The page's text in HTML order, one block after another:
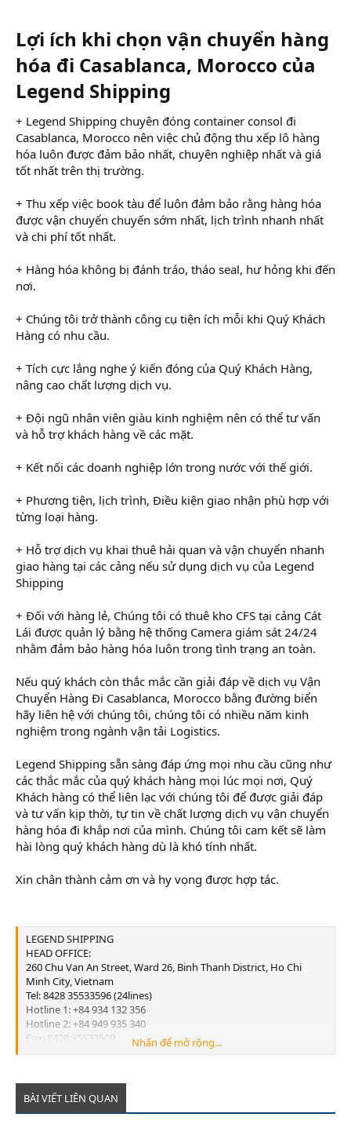
Lợi ích khi chọn vận chuyển hàng
hóa đi Casablanca, Morocco của
Legend Shipping
+ Legend Shipping chuyên đóng container consol đi
Casablanca, Morocco nên việc chủ động thu xếp lô hàng
hóa luôn được đảm bảo nhất, chuyên nghiệp nhất và giá
tốt nhất trên thị trường.
+ Thu xếp việc book tàu để luôn đảm bảo rằng hàng hóa
được vận chuyển chuyến sớm nhất, lịch trình nhanh nhất
và chi phí tốt nhất.
+ Hàng hóa không bị đánh tráo, tháo seal, hư hỏng khi đến
nơi.
+ Chúng tôi trở thành công cụ tiện ích mỗi khi Quý Khách
Hàng có nhu cầu.
+ Tích cực lắng nghe ý kiến đóng của Quý Khách Hàng,
nâng cao chất lượng dịch vụ.
+ Đội ngũ nhân viên giàu kinh nghiệm nên có thể tư vấn
và hỗ trợ khách hàng về các mặt.
+ Kết nối các doanh nghiệp lớn trong nước với thế giới.
+ Phương tiện, lịch trình, Điều kiện giao nhận phù hợp với
từng loại hàng.
+ Hỗ trợ dịch vụ khai thuê hải quan và vận chuyển nhanh
giao hàng tại các cảng nếu sử dụng dịch vụ của Legend
Shipping
+ Đối với hàng lẻ, Chúng tôi có thuê kho CFS tại cảng Cát
Lái được quản lý bằng hệ thống Camera giám sát 24/24
nhằm đảm bảo hàng hóa luôn trong tình trạng an toàn.
Nếu quý khách còn thắc mắc cần giải đáp về dịch vụ Vận
Chuyển Hàng Đi Casablanca, Morocco bằng đường biển
hãy liên hệ với chúng tôi, chúng tôi có nhiều năm kinh
nghiệm trong ngành vận tải Logistics.
Legend Shipping sẵn sàng đáp ứng mọi nhu cầu cũng như
các thắc mắc của quý khách hàng mọi lúc mọi nơi, Quý
Khách hàng có thể liên lạc với chúng tôi để được giải đáp
và tư vấn kịp thời, tự tin về chất lượng dịch vụ vận chuyển
hàng hóa đi khắp nơi của mình. Chúng tôi cam kết sẽ làm
hài lòng quý khách hàng dù là khó tính nhất.
Xin chân thành cảm ơn và hy vọng được hợp tác.
LEGEND SHIPPING
HEAD OFFICE:
260 Chu Van An Street, Ward 26, Binh Thanh District, Ho Chi
Minh City, Vietnam
Tel: 8428 35533596 (24lines)
Hotline 1: +84 934 132 356
Hotline 2: +84 949 935 340
Fax: 8428 35533509
Email:info@legend-shipping.com
No.3 Le Thanh Tong Street, May To Ward, Ngo Quyen District,
Hai Phong City, Vietnam
Tel: 84225 3999679
Nhấn để mở rộng...
BÀI VIẾT LIÊN QUAN